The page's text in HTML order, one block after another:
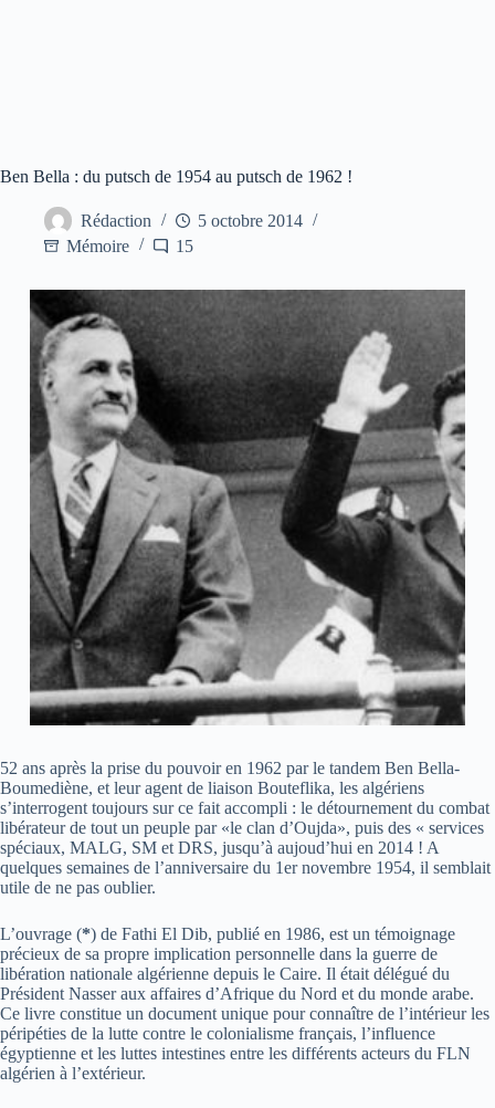
Ben Bella : du putsch de 1954 au putsch de 1962 !
Rédaction
5 octobre 2014
Mémoire
15
52 ans après la prise du pouvoir en 1962 par le tandem Ben Bella-
Boumediène, et leur agent de liaison Bouteflika, les algériens
s’interrogent toujours sur ce fait accompli : le détournement du combat
libérateur de tout un peuple par «le clan d’Oujda», puis des « services
spéciaux, MALG, SM et DRS, jusqu’à aujoud’hui en 2014 ! A
quelques semaines de l’anniversaire du 1er novembre 1954, il semblait
utile de ne pas oublier.
L’ouvrage (*) de Fathi El Dib, publié en 1986, est un témoignage
précieux de sa propre implication personnelle dans la guerre de
libération nationale algérienne depuis le Caire. Il était délégué du
Président Nasser aux affaires d’Afrique du Nord et du monde arabe.
Ce livre constitue un document unique pour connaître de l’intérieur les
péripéties de la lutte contre le colonialisme français, l’influence
égyptienne et les luttes intestines entre les différents acteurs du FLN
algérien à l’extérieur.